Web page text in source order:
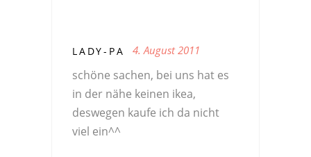
LADY-PA 4. August 2011
schöne sachen, bei uns hat es
in der nähe keinen ikea,
deswegen kaufe ich da nicht
viel ein^^